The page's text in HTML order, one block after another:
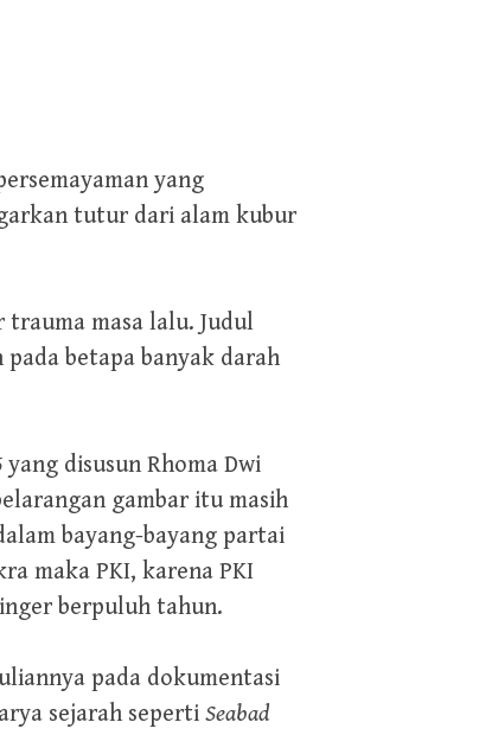
yang
tutur dari alam kubur
masa lalu. Judul
betapa banyak darah
yang disusun Rhoma Dwi
gambar itu masih
bayang-bayang partai
maka PKI, karena PKI
berpuluh tahun.
pada dokumentasi
sejarah seperti Seabad